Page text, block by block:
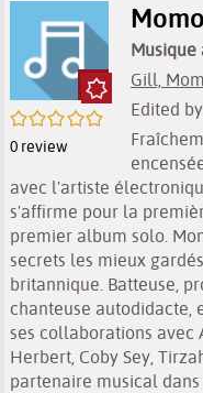
/5
0 review
Musique
Gill,
Edited by
avec l'artiste
s'affirme pour la
premier album solo.
secrets les mieux
britannique. Batteuse,
chanteuse autodidacte,
ses collaborations avec
Herbert, Coby Sey,
partenaire musical